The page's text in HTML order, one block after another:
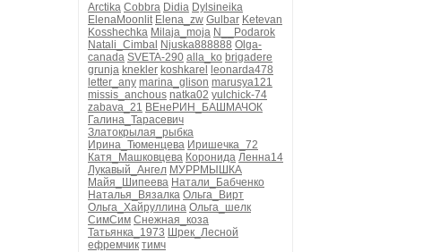
Arctika Cobbra Didia Dylsineika
ElenaMoonlit Elena_zw Gulbar Ketevan
Kosshechka Milaja_moja N__Podarok
Natali_Cimbal Njuska888888 Olga-
canada SVETA-290 alla_ko brigadere
grunja knekler koshkarel
leonarda478
letter_any marina_glison marusya121
missis_anchous natka02 yulchick-74
zabava_21 ВЕнеРИН_БАШМАЧОК
Галина_Тарасевич
Златокрылая_рыбка
Ирина_Тюменцева Иришечка_72
Катя_Машковцева Коронида Ленна14
Лукавый_Ангел МУРРМЫШКА
Майя_Шипеева Натали_Бабченко
Наталья_Вязалка Ольга_Вирт
Ольга_Хайруллина Ольга_шелк
СимСим Снежная_коза
Татьянка_1973 Шрек_Лесной
ефремчик тимч